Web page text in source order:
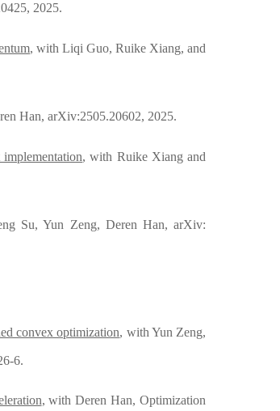
2025.
, with Liqi Guo, Ruike Xiang, and
Han, arXiv:2505.20602, 2025.
, with Ruike Xiang and
Su, Yun Zeng, Deren Han,arXiv:
convex optimization, with Yun Zeng,
6.
, with Deren Han, Optimization